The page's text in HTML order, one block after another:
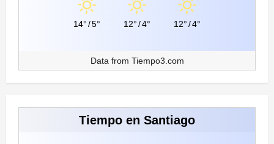
14°/5° 12°/4° 12°/4°
Data from Tiempo3.com
Tiempo en Santiago